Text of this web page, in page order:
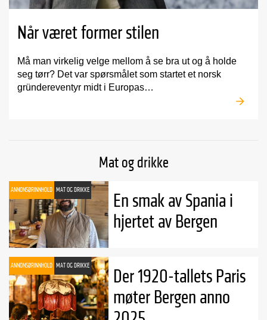
Når været former stilen
Må man virkelig velge mellom å se bra ut og å holde
seg tørr? Det var spørsmålet som startet et norsk
gründereventyr midt i Europas…
Mat og drikke
ANNONSØRINNHOLD MAT OG DRIKKE
En smak av Spania i
hjertet av Bergen
ANNONSØRINNHOLD MAT OG DRIKKE
Der 1920-tallets Paris
møter Bergen anno